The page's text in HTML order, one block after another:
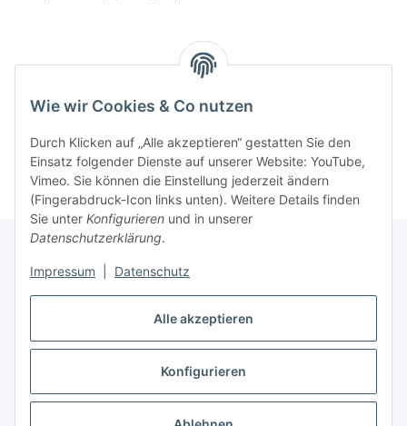
Alle akzeptieren
Konfigurieren
Wie wir Cookies & Co nutzen
Durch Klicken auf „Alle akzeptieren“ gestatten Sie den
Einsatz folgender Dienste auf unserer Website: YouTube,
Vimeo. Sie können die Einstellung jederzeit ändern
(Fingerabdruck-Icon links unten). Weitere Details finden
Sie unter Konfigurieren und in unserer
Datenschutzerklärung.
Impressum Datenschutz
Benachrichtigen, wenn verfügbar